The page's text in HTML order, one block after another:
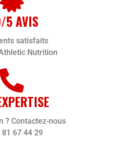
5 AVIS
satisfaits
Nutrition
? Contactez-nous
67 44 29